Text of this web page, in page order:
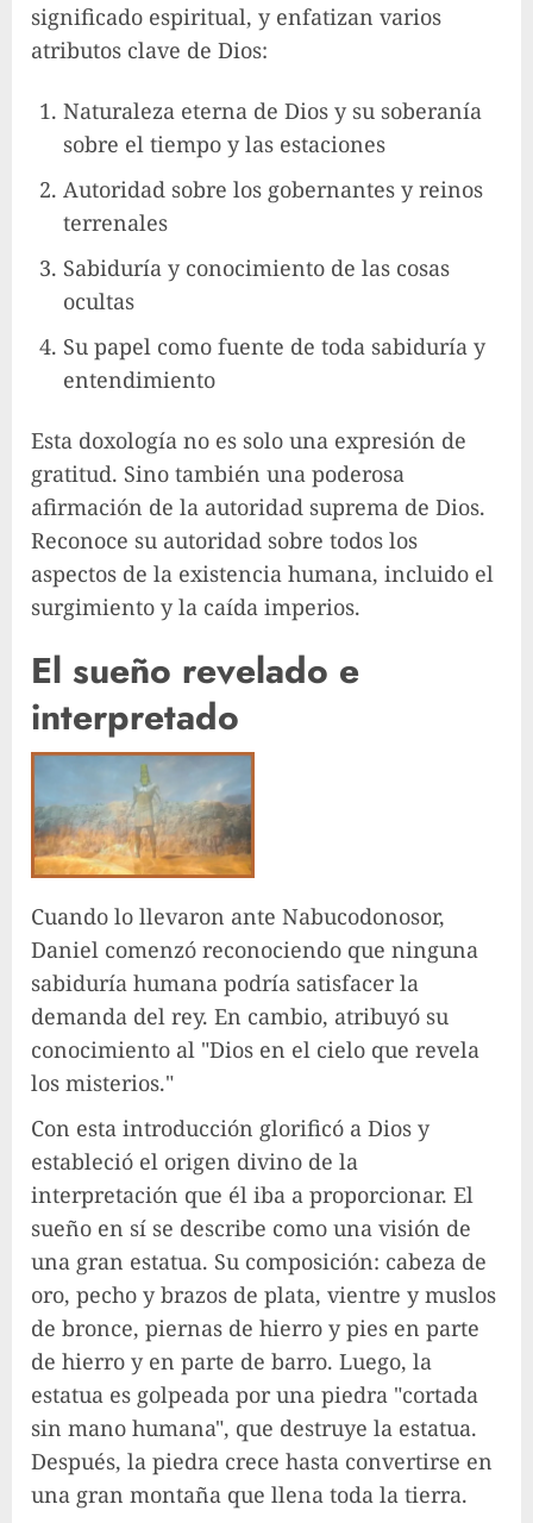
significado espiritual, y enfatizan varios
atributos clave de Dios:
Naturaleza eterna de Dios y su soberanía
sobre el tiempo y las estaciones
Autoridad sobre los gobernantes y reinos
terrenales
Sabiduría y conocimiento de las cosas
ocultas
Su papel como fuente de toda sabiduría y
entendimiento
Esta doxología no es solo una expresión de
gratitud. Sino también una poderosa
afirmación de la autoridad suprema de Dios.
Reconoce su autoridad sobre todos los
aspectos de la existencia humana, incluido el
surgimiento y la caída imperios.
El sueño revelado e
interpretado
Cuando lo llevaron ante Nabucodonosor,
Daniel comenzó reconociendo que ninguna
sabiduría humana podría satisfacer la
demanda del rey. En cambio, atribuyó su
conocimiento al "Dios en el cielo que revela
los misterios."
Con esta introducción glorificó a Dios y
estableció el origen divino de la
interpretación que él iba a proporcionar. El
sueño en sí se describe como una visión de
una gran estatua. Su composición: cabeza de
oro, pecho y brazos de plata, vientre y muslos
de bronce, piernas de hierro y pies en parte
de hierro y en parte de barro. Luego, la
estatua es golpeada por una piedra "cortada
sin mano humana", que destruye la estatua.
Después, la piedra crece hasta convertirse en
una gran montaña que llena toda la tierra.